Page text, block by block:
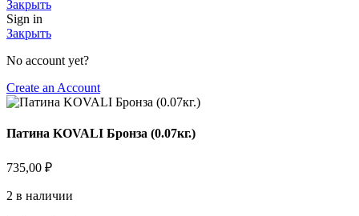
Закрыть
Sign in
Закрыть
No account yet?
Create an Account
Патина KOVALI Бронза (0.07кг.)
735,00 ₽
2 в наличии